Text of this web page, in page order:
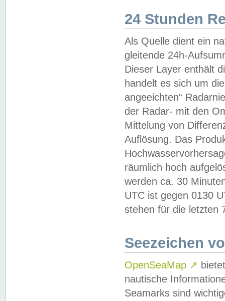
24 Stunden
Als Quelle dient ein
gleitende 24h-
Dieser Layer enthält
handelt es sich um
angeeichten“
der Radar- mit den
Mittelung von
Auflösung. Das
räumlich hoch
werden ca. 30
UTC ist gegen 0130
stehen für die letzten
Seezeichen
OpenSeaMap ↗
nautische
Seamarks sind